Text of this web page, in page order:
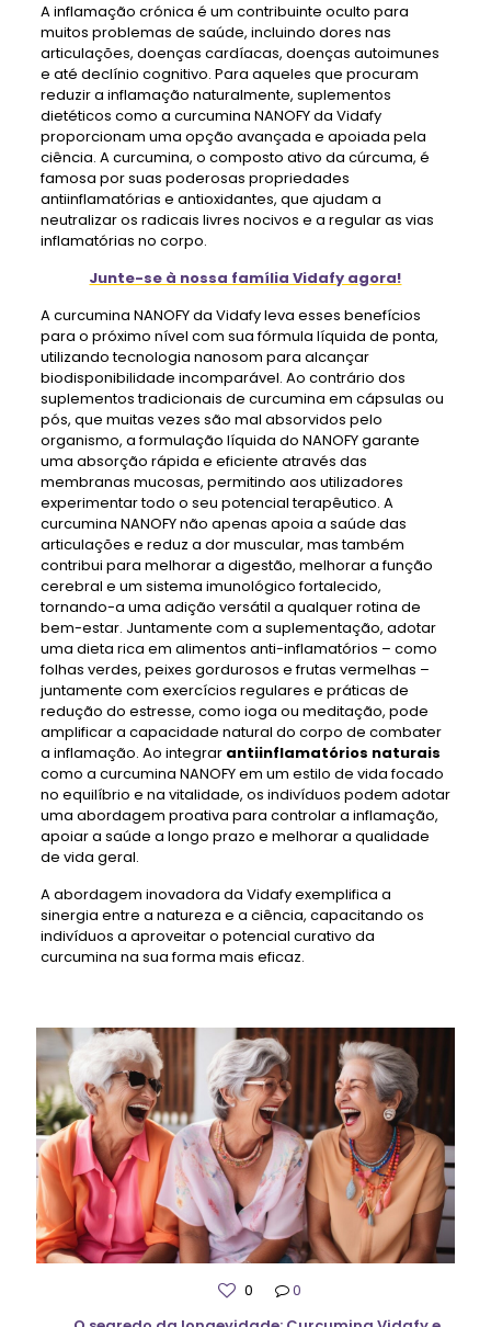
A inflamação crónica é um contribuinte oculto para
muitos problemas de saúde, incluindo dores nas
articulações, doenças cardíacas, doenças autoimunes
e até declínio cognitivo. Para aqueles que procuram
reduzir a inflamação naturalmente, suplementos
dietéticos como a curcumina NANOFY da Vidafy
proporcionam uma opção avançada e apoiada pela
ciência. A curcumina, o composto ativo da cúrcuma, é
famosa por suas poderosas propriedades
antiinflamatórias e antioxidantes, que ajudam a
neutralizar os radicais livres nocivos e a regular as vias
inflamatórias no corpo.
Junte-se à nossa família Vidafy agora!
A curcumina NANOFY da Vidafy leva esses benefícios
para o próximo nível com sua fórmula líquida de ponta,
utilizando tecnologia nanosom para alcançar
biodisponibilidade incomparável. Ao contrário dos
suplementos tradicionais de curcumina em cápsulas ou
pós, que muitas vezes são mal absorvidos pelo
organismo, a formulação líquida do NANOFY garante
uma absorção rápida e eficiente através das
membranas mucosas, permitindo aos utilizadores
experimentar todo o seu potencial terapêutico. A
curcumina NANOFY não apenas apoia a saúde das
articulações e reduz a dor muscular, mas também
contribui para melhorar a digestão, melhorar a função
cerebral e um sistema imunológico fortalecido,
tornando-a uma adição versátil a qualquer rotina de
bem-estar. Juntamente com a suplementação, adotar
uma dieta rica em alimentos anti-inflamatórios – como
folhas verdes, peixes gordurosos e frutas vermelhas –
juntamente com exercícios regulares e práticas de
redução do estresse, como ioga ou meditação, pode
amplificar a capacidade natural do corpo de combater
a inflamação. Ao integrar antiinflamatórios naturais
como a curcumina NANOFY em um estilo de vida focado
no equilíbrio e na vitalidade, os indivíduos podem adotar
uma abordagem proativa para controlar a inflamação,
apoiar a saúde a longo prazo e melhorar a qualidade
de vida geral.
A abordagem inovadora da Vidafy exemplifica a
sinergia entre a natureza e a ciência, capacitando os
indivíduos a aproveitar o potencial curativo da
curcumina na sua forma mais eficaz.
0
0